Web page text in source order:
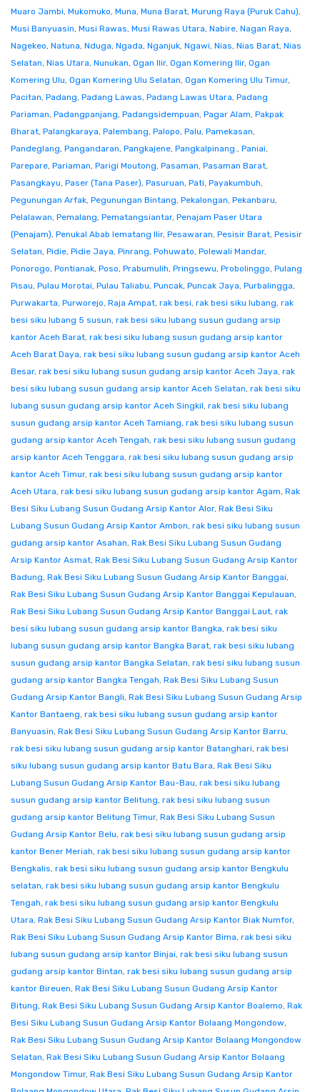
Muaro Jambi, Mukomuko, Muna, Muna Barat, Murung Raya (Puruk Cahu),
Musi Banyuasin, Musi Rawas, Musi Rawas Utara, Nabire, Nagan Raya,
Nagekeo, Natuna, Nduga, Ngada, Nganjuk, Ngawi, Nias, Nias Barat, Nias
Selatan, Nias Utara, Nunukan, Ogan Ilir, Ogan Komering Ilir, Ogan
Komering Ulu, Ogan Komering Ulu Selatan, Ogan Komering Ulu Timur,
Pacitan, Padang, Padang Lawas, Padang Lawas Utara, Padang
Pariaman, Padangpanjang, Padangsidempuan, Pagar Alam, Pakpak
Bharat, Palangkaraya, Palembang, Palopo, Palu, Pamekasan,
Pandeglang, Pangandaran, Pangkajene, Pangkalpinang., Paniai,
Parepare, Pariaman, Parigi Moutong, Pasaman, Pasaman Barat,
Pasangkayu, Paser (Tana Paser), Pasuruan, Pati, Payakumbuh,
Pegunungan Arfak, Pegunungan Bintang, Pekalongan, Pekanbaru,
Pelalawan, Pemalang, Pematangsiantar, Penajam Paser Utara
(Penajam), Penukal Abab lematang Ilir, Pesawaran, Pesisir Barat, Pesisir
Selatan, Pidie, Pidie Jaya, Pinrang, Pohuwato, Polewali Mandar,
Ponorogo, Pontianak, Poso, Prabumulih, Pringsewu, Probolinggo, Pulang
Pisau, Pulau Morotai, Pulau Taliabu, Puncak, Puncak Jaya, Purbalingga,
Purwakarta, Purworejo, Raja Ampat, rak besi, rak besi siku lubang, rak
besi siku lubang 5 susun, rak besi siku lubang susun gudang arsip
kantor Aceh Barat, rak besi siku lubang susun gudang arsip kantor
Aceh Barat Daya, rak besi siku lubang susun gudang arsip kantor Aceh
Besar, rak besi siku lubang susun gudang arsip kantor Aceh Jaya, rak
besi siku lubang susun gudang arsip kantor Aceh Selatan, rak besi siku
lubang susun gudang arsip kantor Aceh Singkil, rak besi siku lubang
susun gudang arsip kantor Aceh Tamiang, rak besi siku lubang susun
gudang arsip kantor Aceh Tengah, rak besi siku lubang susun gudang
arsip kantor Aceh Tenggara, rak besi siku lubang susun gudang arsip
kantor Aceh Timur, rak besi siku lubang susun gudang arsip kantor
Aceh Utara, rak besi siku lubang susun gudang arsip kantor Agam, Rak
Besi Siku Lubang Susun Gudang Arsip Kantor Alor, Rak Besi Siku
Lubang Susun Gudang Arsip Kantor Ambon, rak besi siku lubang susun
gudang arsip kantor Asahan, Rak Besi Siku Lubang Susun Gudang
Arsip Kantor Asmat, Rak Besi Siku Lubang Susun Gudang Arsip Kantor
Badung, Rak Besi Siku Lubang Susun Gudang Arsip Kantor Banggai,
Rak Besi Siku Lubang Susun Gudang Arsip Kantor Banggai Kepulauan,
Rak Besi Siku Lubang Susun Gudang Arsip Kantor Banggai Laut, rak
besi siku lubang susun gudang arsip kantor Bangka, rak besi siku
lubang susun gudang arsip kantor Bangka Barat, rak besi siku lubang
susun gudang arsip kantor Bangka Selatan, rak besi siku lubang susun
gudang arsip kantor Bangka Tengah, Rak Besi Siku Lubang Susun
Gudang Arsip Kantor Bangli, Rak Besi Siku Lubang Susun Gudang Arsip
Kantor Bantaeng, rak besi siku lubang susun gudang arsip kantor
Banyuasin, Rak Besi Siku Lubang Susun Gudang Arsip Kantor Barru,
rak besi siku lubang susun gudang arsip kantor Batanghari, rak besi
siku lubang susun gudang arsip kantor Batu Bara, Rak Besi Siku
Lubang Susun Gudang Arsip Kantor Bau-Bau, rak besi siku lubang
susun gudang arsip kantor Belitung, rak besi siku lubang susun
gudang arsip kantor Belitung Timur, Rak Besi Siku Lubang Susun
Gudang Arsip Kantor Belu, rak besi siku lubang susun gudang arsip
kantor Bener Meriah, rak besi siku lubang susun gudang arsip kantor
Bengkalis, rak besi siku lubang susun gudang arsip kantor Bengkulu
selatan, rak besi siku lubang susun gudang arsip kantor Bengkulu
Tengah, rak besi siku lubang susun gudang arsip kantor Bengkulu
Utara, Rak Besi Siku Lubang Susun Gudang Arsip Kantor Biak Numfor,
Rak Besi Siku Lubang Susun Gudang Arsip Kantor Bima, rak besi siku
lubang susun gudang arsip kantor Binjai, rak besi siku lubang susun
gudang arsip kantor Bintan, rak besi siku lubang susun gudang arsip
kantor Bireuen, Rak Besi Siku Lubang Susun Gudang Arsip Kantor
Bitung, Rak Besi Siku Lubang Susun Gudang Arsip Kantor Boalemo, Rak
Besi Siku Lubang Susun Gudang Arsip Kantor Bolaang Mongondow,
Rak Besi Siku Lubang Susun Gudang Arsip Kantor Bolaang Mongondow
Selatan, Rak Besi Siku Lubang Susun Gudang Arsip Kantor Bolaang
Mongondow Timur, Rak Besi Siku Lubang Susun Gudang Arsip Kantor